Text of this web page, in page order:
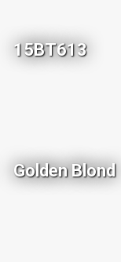
15BT613
Golden Blond